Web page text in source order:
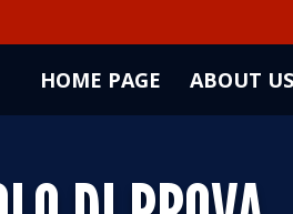
HOME PAGE ABOUT US